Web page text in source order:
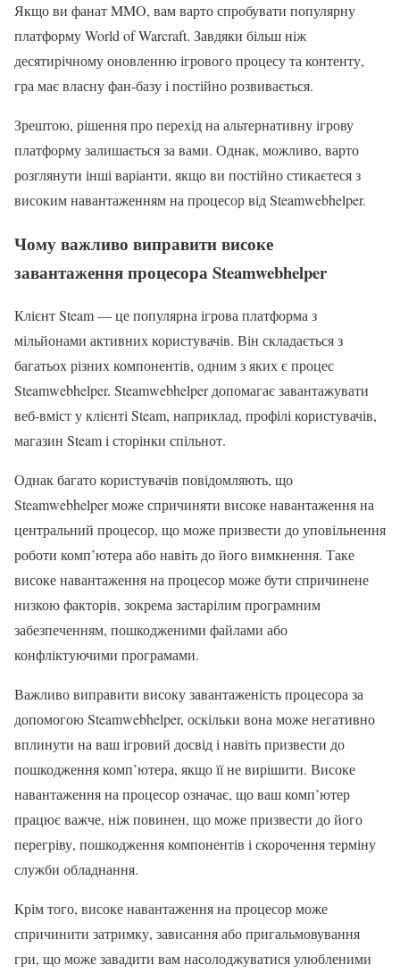
Якщо ви фанат MMO, вам варто спробувати популярну
платформу World of Warcraft. Завдяки більш ніж
десятирічному оновленню ігрового процесу та контенту,
гра має власну фан-базу і постійно розвивається.
Зрештою, рішення про перехід на альтернативну ігрову
платформу залишається за вами. Однак, можливо, варто
розглянути інші варіанти, якщо ви постійно стикаєтеся з
високим навантаженням на процесор від Steamwebhelper.
Чому важливо виправити високе
завантаження процесора Steamwebhelper
Клієнт Steam — це популярна ігрова платформа з
мільйонами активних користувачів. Він складається з
багатьох різних компонентів, одним з яких є процес
Steamwebhelper. Steamwebhelper допомагає завантажувати
веб-вміст у клієнті Steam, наприклад, профілі користувачів,
магазин Steam і сторінки спільнот.
Однак багато користувачів повідомляють, що
Steamwebhelper може спричиняти високе навантаження на
центральний процесор, що може призвести до уповільнення
роботи комп’ютера або навіть до його вимкнення. Таке
високе навантаження на процесор може бути спричинене
низкою факторів, зокрема застарілим програмним
забезпеченням, пошкодженими файлами або
конфліктуючими програмами.
Важливо виправити високу завантаженість процесора за
допомогою Steamwebhelper, оскільки вона може негативно
вплинути на ваш ігровий досвід і навіть призвести до
пошкодження комп’ютера, якщо її не вирішити. Високе
навантаження на процесор означає, що ваш комп’ютер
працює важче, ніж повинен, що може призвести до його
перегріву, пошкодження компонентів і скорочення терміну
служби обладнання.
Крім того, високе навантаження на процесор може
спричинити затримку, зависання або пригальмовування
гри, що може завадити вам насолоджуватися улюбленими